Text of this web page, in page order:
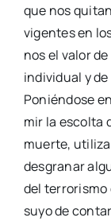
que nos
vigen­tes en
nos el valor
indi­vi­dual y
Ponién­do­se
mir la escol­ta
muer­te,
des­gra­nar
del terro­ris­mo
suyo de